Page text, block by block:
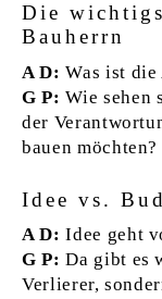
Die
Bauherrn
A D: Was ist die
G P:Wie sehen
der
bauen möchten?
Idee vs.
A D: Idee geht
G P: Da gibt es
Verlierer,